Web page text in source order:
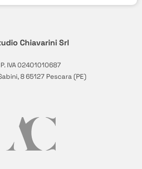
Chiavarini Srl
P. IVA 02401010687
8 65127 Pescara (PE)